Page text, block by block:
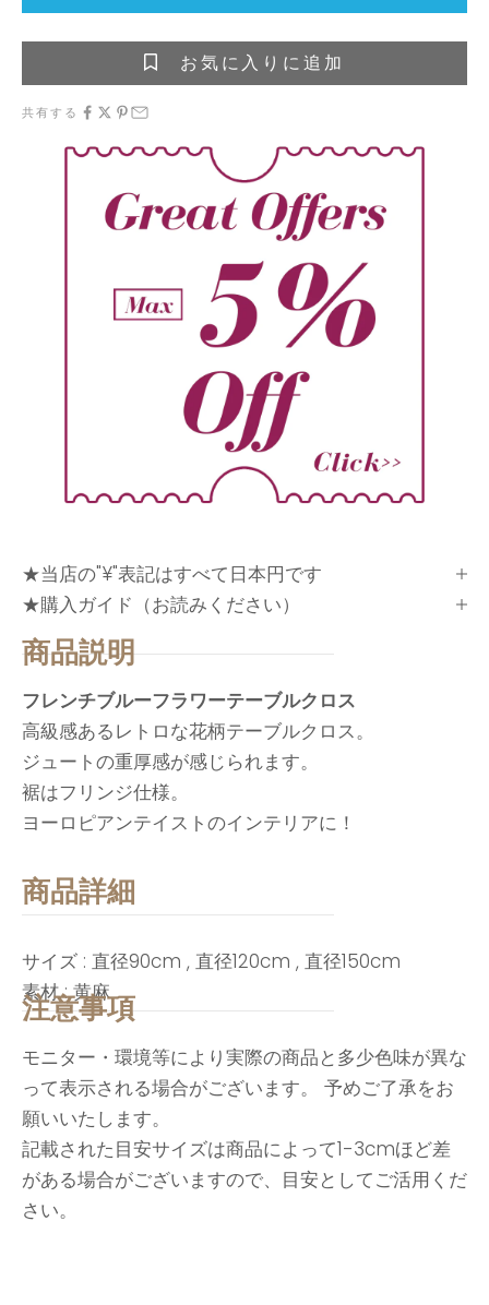
お気に入りに追加
共有する
★当店の"¥"表記はすべて日本円です
★購入ガイド（お読みください）
商品説明
フレンチブルーフラワーテーブルクロス
高級感あるレトロな花柄テーブルクロス。
ジュートの重厚感が感じられます。
裾はフリンジ仕様。
ヨーロピアンテイストのインテリアに！
商品詳細
サイズ : 直径90cm , 直径120cm , 直径150cm
素材 :黄麻
注意事項
モニター・環境等により実際の商品と多少色味が異な
って表示される場合がございます。 予めご了承をお
願いいたします。
記載された目安サイズは商品によって1-3cmほど差
がある場合がございますので、目安としてご活用くだ
さい。